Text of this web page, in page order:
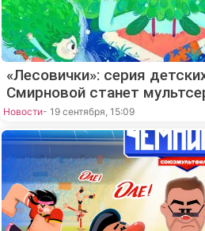
«Лесовички»: серия
Смирновой станет
Новости- 19 сентября, 15:09